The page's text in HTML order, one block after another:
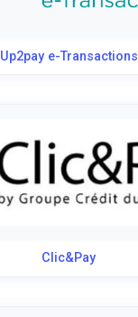
Up2pay e-Transactions
Clic&Pay